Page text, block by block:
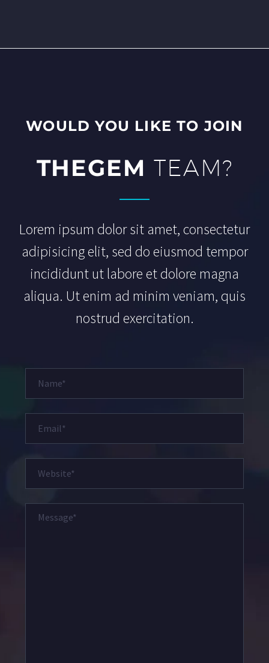
WOULD YOU LIKE TO JOIN
THEGEM TEAM?
Lorem ipsum dolor sit amet, consectetur
adipisicing elit, sed do eiusmod tempor
incididunt ut labore et dolore magna
aliqua. Ut enim ad minim veniam, quis
nostrud exercitation.